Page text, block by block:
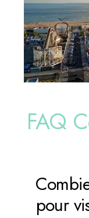
FAQ
pour